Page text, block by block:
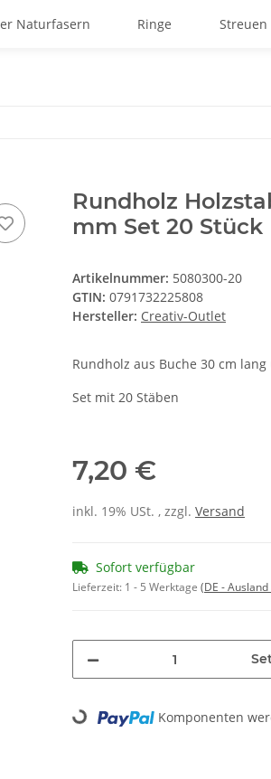
Naturfasern Ringe Streuen
Rundholz
mm Set 20 Stück
Artikelnummer: 5080300-20
GTIN: 0791732225808
Hersteller: Creativ-Outlet
Rundholz aus Buche 30 cm
Set mit 20 Stäben
7,20 €
inkl. 19% USt. , zzgl. Versand
Sofort verfügbar
Lieferzeit: 1 - 5 Werktage (DE -
Loading... Komponenten